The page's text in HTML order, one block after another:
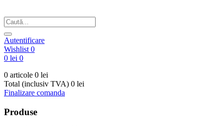
Autentificare
Wishlist 0
0 lei 0
0 articole 0 lei
Total (inclusiv TVA) 0 lei
Finalizare comanda
Produse